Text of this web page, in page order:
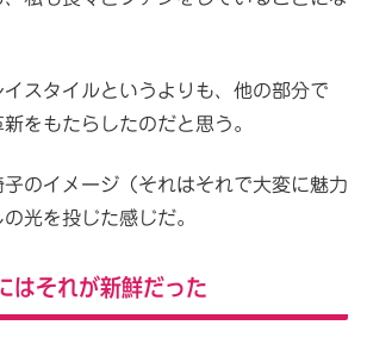
スタイルというよりも、他の部分で
新をもたらしたのだと思う。
のイメージ（それはそれで大変に魅力
光を投じた感じだ。
はそれが新鮮だった